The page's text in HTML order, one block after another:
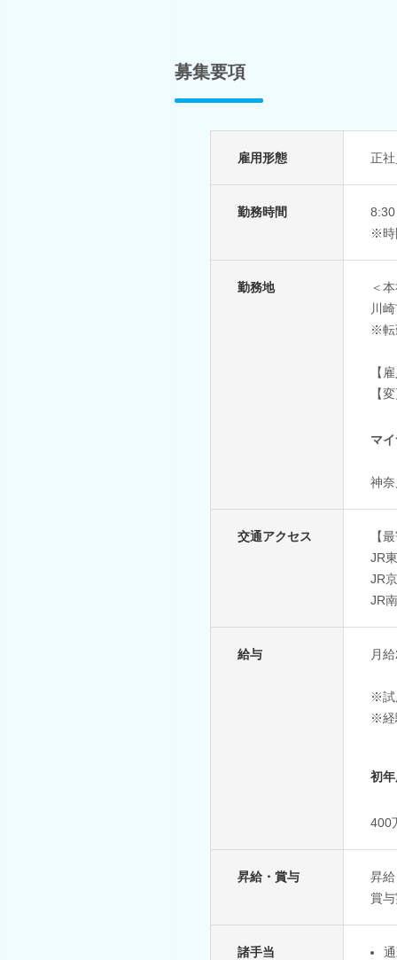
募集要項
雇用形態 正
勤務時間
※時
勤務地
＜
川
※転
【
【
マ
神
交通アクセス
【
JR
JR
JR
給与 月
※試
※経
初
400
昇給・賞与
昇
賞
諸手当